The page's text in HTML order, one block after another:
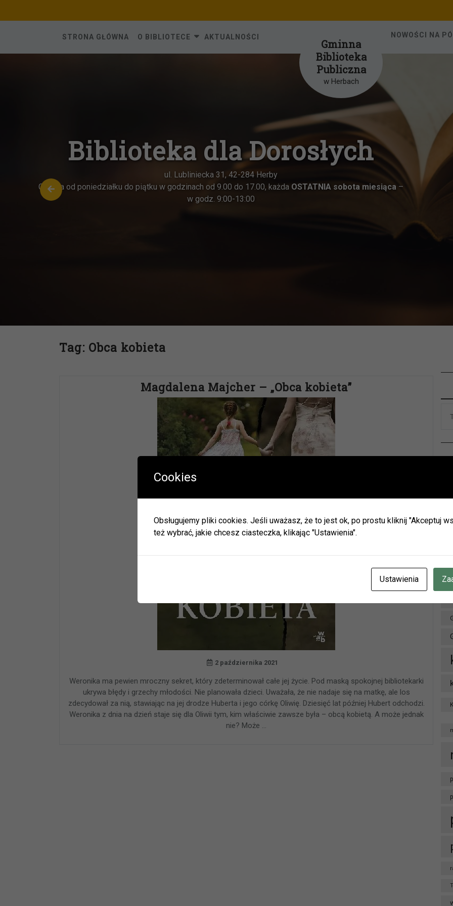
STRONA GŁÓWNA O BIBLIOTECE AKTUALNOŚCI
Gminna
Biblioteka
Publiczna
w Herbach
NOWOŚCI NA
Biblioteka dla Dorosłych
ul. Lubliniecka 31, 42-284 Herby
Czynna od poniedziałku do piątku w godzinach od 9.00 do 17.00, każda OSTATNIA sobota miesiąca –
w godz. 9:00-13:00
Tag: Obca kobieta
Magdalena Majcher – „Obca kobieta”
2 października 2021
Weronika ma pewien mroczny sekret, który zdeterminował całe jej życie. Pod maską spokojnej bibliotekarki
ukrywa błędy i grzechy młodości. Nie planowała dzieci. Uważała, że nie nadaje się na matkę, ale los
zdecydował za nią, stawiając na jej drodze Huberta i jego córkę Oliwię. Dziesięć lat później Hubert odchodzi.
Weronika z dnia na dzień staje się dla Oliwii tym, kim właściwie zawsze była – obcą kobietą. A może jednak
nie? Może …
Ważna informacja!
W okresie wakacji biblioteki w Olszynie i w Hadrze oraz oddział dla
Zapraszamy do naszych placówek w Herbach (ul. Lubliniecka) i w
W związku z zaplanowanymi urlopami pracowników godziny otwarcia
Informacje znajdziecie Państwo na naszej stronie internetowej i
JEDNOCZENIE INFORMUJEMY, ŻE W DNIACH 3-14 SIERPNIA
BIBLIOTEKA W HERBACH PRZY UL. LUBLINIECKIEJ BĘDZIE
GODZINACH 9:00-15:00
Cookies
Obsługujemy pliki cookies. Jeśli uważasz, że to jest ok, po prostu kliknij "Akceptuj
też wybrać, jakie chcesz ciasteczka, klikając "Ustawienia".
Ustawienia